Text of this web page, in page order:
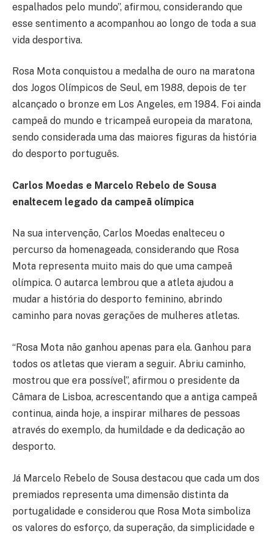
espalhados pelo mundo”, afirmou, considerando que
esse sentimento a acompanhou ao longo de toda a sua
vida desportiva.
Rosa Mota conquistou a medalha de ouro na maratona
dos Jogos Olímpicos de Seul, em 1988, depois de ter
alcançado o bronze em Los Angeles, em 1984. Foi ainda
campeã do mundo e tricampeã europeia da maratona,
sendo considerada uma das maiores figuras da história
do desporto português.
Carlos Moedas e Marcelo Rebelo de Sousa
enaltecem legado da campeã olímpica
Na sua intervenção, Carlos Moedas enalteceu o
percurso da homenageada, considerando que Rosa
Mota representa muito mais do que uma campeã
olímpica. O autarca lembrou que a atleta ajudou a
mudar a história do desporto feminino, abrindo
caminho para novas gerações de mulheres atletas.
“Rosa Mota não ganhou apenas para ela. Ganhou para
todos os atletas que vieram a seguir. Abriu caminho,
mostrou que era possível”, afirmou o presidente da
Câmara de Lisboa, acrescentando que a antiga campeã
continua, ainda hoje, a inspirar milhares de pessoas
através do exemplo, da humildade e da dedicação ao
desporto.
Já Marcelo Rebelo de Sousa destacou que cada um dos
premiados representa uma dimensão distinta da
portugalidade e considerou que Rosa Mota simboliza
os valores do esforço, da superação, da simplicidade e